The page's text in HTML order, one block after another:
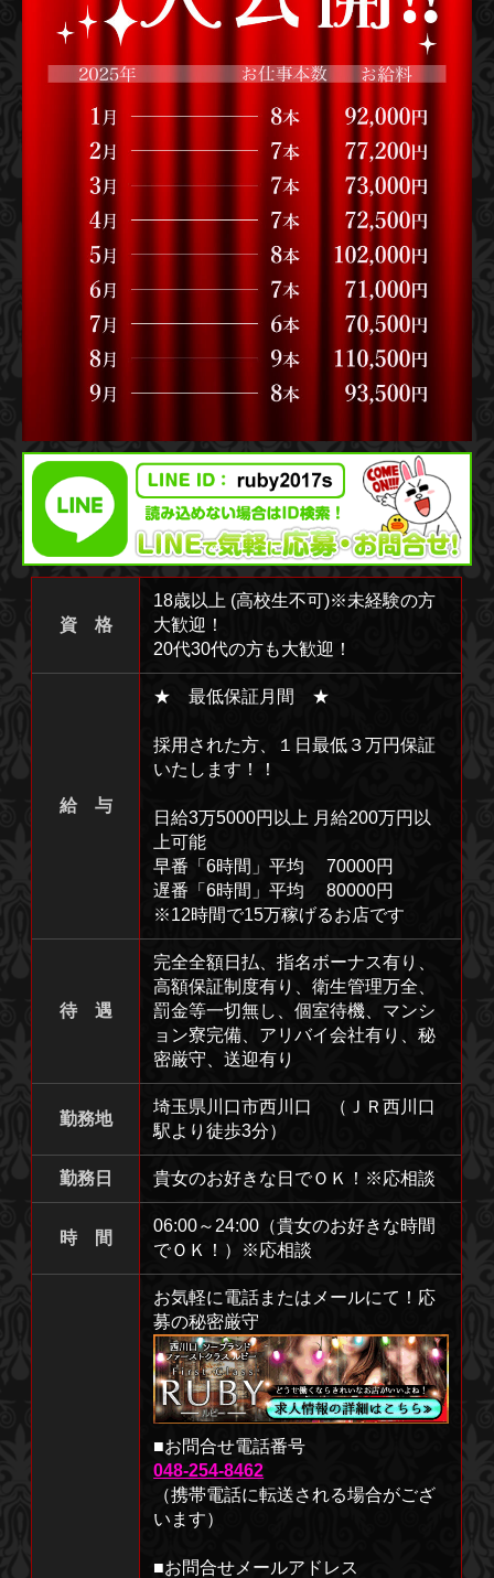
資 格
18歳以上 (高校生不可)※未経験の方
大歓迎！
20代30代の方も大歓迎！
給 与
★ 最低保証月間 ★
採用された方、１日最低３万円保証
いたします！！
日給3万5000円以上 月給200万円以
上可能
早番「6時間」平均 70000円
遅番「6時間」平均 80000円
※12時間で15万稼げるお店です
待 遇
完全全額日払、指名ボーナス有り、
高額保証制度有り、衛生管理万全、
罰金等一切無し、個室待機、マンシ
ョン寮完備、アリバイ会社有り、秘
密厳守、送迎有り
勤務地
埼玉県川口市西川口 （ＪＲ西川口
駅より徒歩3分）
勤務日 貴女のお好きな日でＯＫ！※応相談
時 間
06:00～24:00（貴女のお好きな時間
でＯＫ！）※応相談
お気軽に電話またはメールにて！応
募の秘密厳守
■お問合せ電話番号
048-254-8462
（携帯電話に転送される場合がござ
います）
■お問合せメールアドレス